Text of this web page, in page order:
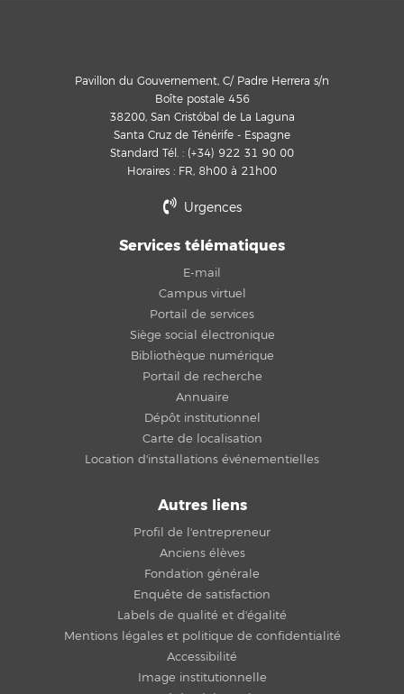
Pavillon du Gouvernement, C/ Padre Herrera s/n
Boîte postale 456
38200, San Cristóbal de La Laguna
Santa Cruz de Ténérife - Espagne
Standard Tél. : (+34) 922 31 90 00
Horaires : FR, 8h00 à 21h00
Urgences
Services télématiques
E-mail
Campus virtuel
Portail de services
Siège social électronique
Bibliothèque numérique
Portail de recherche
Annuaire
Dépôt institutionnel
Carte de localisation
Location d'installations événementielles
Autres liens
Profil de l'entrepreneur
Anciens élèves
Fondation générale
Enquête de satisfaction
Labels de qualité et d'égalité
Mentions légales et politique de confidentialité
Accessibilité
Image institutionnelle